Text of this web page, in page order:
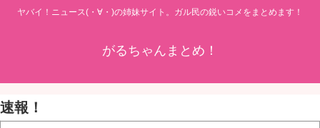
ヤバイ！ニュース(・∀・)の姉妹サイト。ガル民の鋭いコメをまとめます！
がるちゃんまとめ！
速報！